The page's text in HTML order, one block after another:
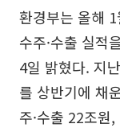
환경부는 올해
수주·수출 실적
4일 밝혔다. 지
를 상반기에 채
주·수출 22조원